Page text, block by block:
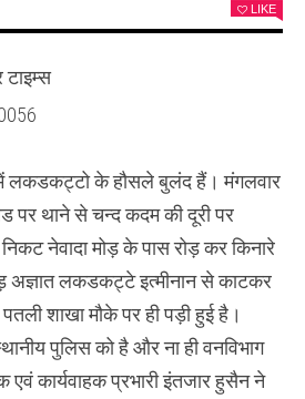
LIKE
टाइम्स
लकडकट्टो के हौसले बुलंद हैं। मंगलवार
पर थाने से चन्द कदम की दूरी पर
नेवादा मोड़ के पास रोड़ कर किनारे
अज्ञात लकडकट्टे इत्मीनान से काटकर
शाखा मौके पर ही पड़ी हुई है।
पुलिस को है और ना ही वनविभाग
एवं कार्यवाहक प्रभारी इंतजार हुसैन ने